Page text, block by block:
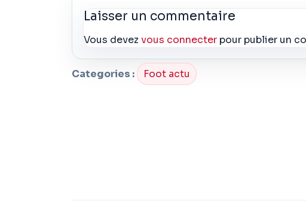
Laisser un commentaire
Vous devezvous connecter pour publier un
Categories : Foot actu